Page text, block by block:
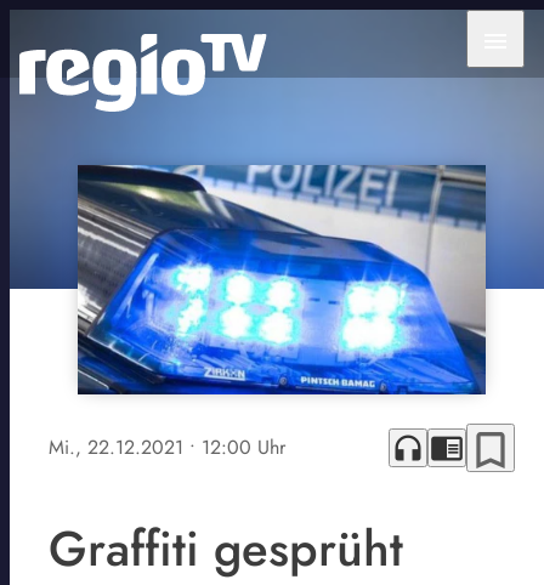
Mi., 22.12.2021 • 12:00 Uhr headphones chrome_reader_mode bookmark_border
Graffiti gesprüht